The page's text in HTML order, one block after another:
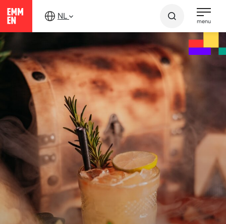
Verder
naar
content
NL
menu
Ontdek Emmen Eten en drinken Tranquilo
TRANQUILO
Bij Tranquilo draait alles om relaxte vibes,
verrassende cocktails en een sfeer die voelt als